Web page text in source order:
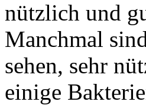
nützlich und
Manchmal
sehen, sehr
einige